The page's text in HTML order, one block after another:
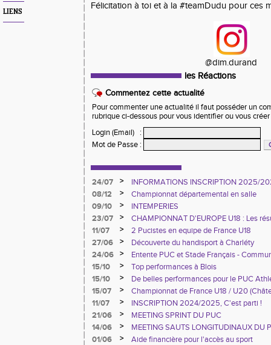
LIENS
Félicitation à toi et à la #teamDudu pour ces
@dim.durand
les Réactions
Commentez cette actualité
Pour commenter une actualité il faut posséder un
rubrique ci-dessous pour vous identifier ou vous
Login (Email)
:
Mot de Passe :
24/07 >
INFORMATIONS INSCRIPTION 2025/
08/12
>
Championnat départemental en salle
09/10
>
INTEMPERIES
23/07
>
CHAMPIONNAT D'EUROPE U18 : Les
11/07
>
2 Pucistes en equipe de France U18
27/06
>
Découverte du handisport à Charléty
24/06
>
Entente PUC et Stade Français -
15/10
>
Top performances à Blois
15/10
>
De belles performances pour le PUC
France à Blois
15/07 >
Championnat de France U18 / U20
11/07
>
INSCRIPTION 2024/2025, C'est parti !
21/06
>
MEETING SPRINT DU PUC
14/06
>
MEETING SAUTS LONGITUDINAUX DU
01/06
>
Aide financière pour l'accès au sport